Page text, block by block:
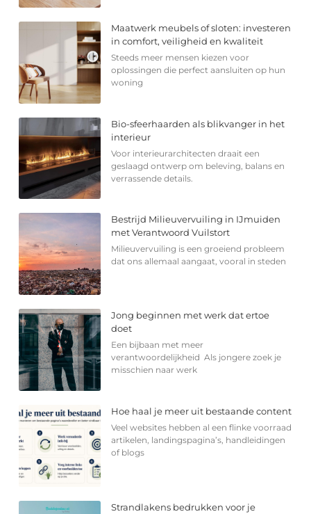
Maatwerk meubels of sloten: investeren
in comfort, veiligheid en kwaliteit
Steeds meer mensen kiezen voor
oplossingen die perfect aansluiten op hun
woning
Bio-sfeerhaarden als blikvanger in het
interieur
Voor interieurarchitecten draait een
geslaagd ontwerp om beleving, balans en
verrassende details.
Bestrijd Milieuvervuiling in IJmuiden
met Verantwoord Vuilstort
Milieuvervuiling is een groeiend probleem
dat ons allemaal aangaat, vooral in steden
Jong beginnen met werk dat ertoe
doet
Een bijbaan met meer
verantwoordelijkheid Als jongere zoek je
misschien naar werk
Hoe haal je meer uit bestaande content
Veel websites hebben al een flinke voorraad
artikelen, landingspagina’s, handleidingen
of blogs
Strandlakens bedrukken voor je